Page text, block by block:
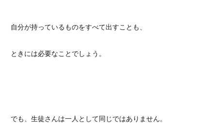
自分が持っているものをすべて出すことも、
ときには必要なことでしょう。
でも、生徒さんは一人として同じではありません。